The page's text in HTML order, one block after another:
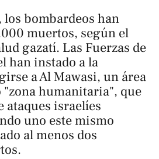
los bombardeos han
muertos, según el
gazatí. Las Fuerzas de
han instado a la
a Al Mawasi, un área
"zona humanitaria", que
ataques israelíes
uno este mismo
al menos dos